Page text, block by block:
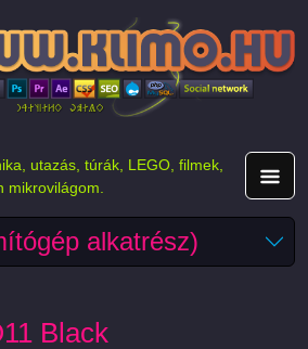
utazás, túrák, LEGO, filmek,
mikrovilágom.
alkatrész)
Black